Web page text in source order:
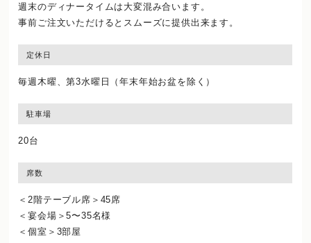
週末のディナータイムは大変混み合います。
事前ご注文いただけるとスムーズに提供出来ます。
定休日
毎週木曜、第3水曜日（年末年始お盆を除く）
駐車場
20台
席数
＜2階テーブル席＞45席
＜宴会場＞5〜35名様
＜個室＞3部屋